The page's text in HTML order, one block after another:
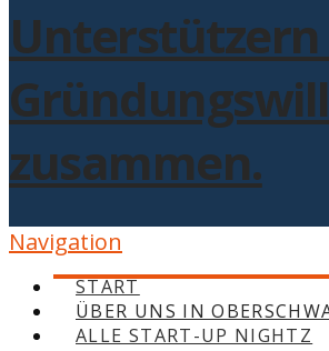
Navigation
START
ÜBER UNS IN
ALLE START-UP NIGHTZ